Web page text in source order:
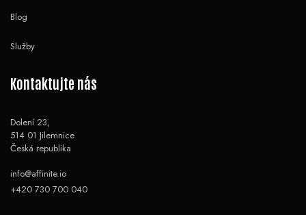
Blog
Služby
Kontaktujte nás
Dolení 23,
514 01 Jilemnice
Česká republika
info@affinite.io
+420 730 700 040